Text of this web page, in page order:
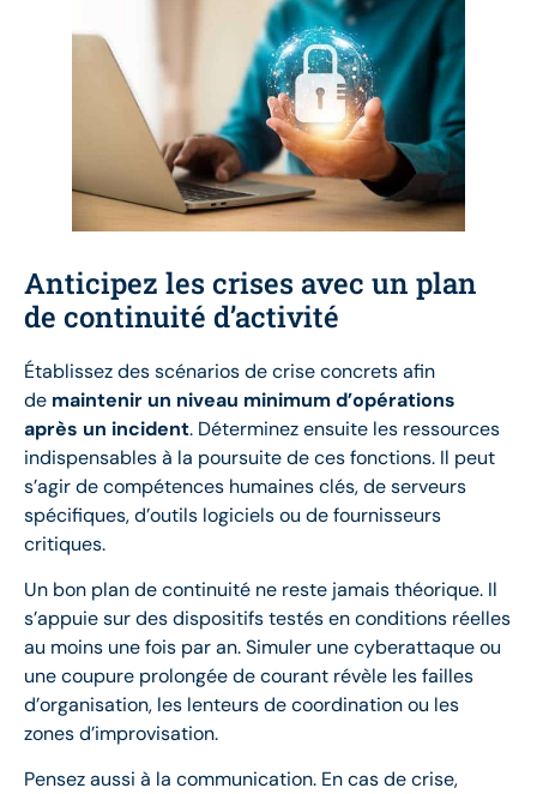
Anticipez les crises avec un plan
de continuité d’activité
Établissez des scénarios de crise concrets afin
de maintenir un niveau minimum d’opérations
après un incident. Déterminez ensuite les ressources
indispensables à la poursuite de ces fonctions. Il peut
s’agir de compétences humaines clés, de serveurs
spécifiques, d’outils logiciels ou de fournisseurs
critiques.
Un bon plan de continuité ne reste jamais théorique. Il
s’appuie sur des dispositifs testés en conditions réelles
au moins une fois par an. Simuler une cyberattaque ou
une coupure prolongée de courant révèle les failles
d’organisation, les lenteurs de coordination ou les
zones d’improvisation.
Pensez aussi à la communication. En cas de crise,